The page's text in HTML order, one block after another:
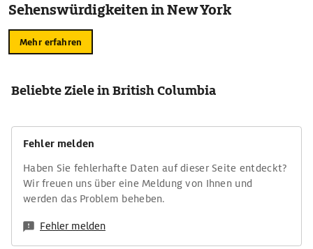
Sehenswürdigkeiten in New York
Mehr erfahren
Beliebte Ziele in British Columbia
Fehler melden
Haben Sie fehlerhafte Daten auf dieser Seite entdeckt?
Wir freuen uns über eine Meldung von Ihnen und
werden das Problem beheben.
Fehler melden